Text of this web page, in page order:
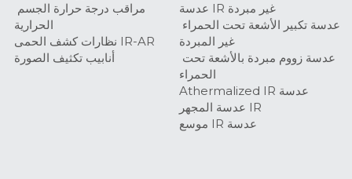
الحرارية
نظارات كشف الحمى IR-AR
أنابيب تكثيف الصورة
عدسة IR غير مبردة
غير المبردة
الحمراء
Athermalized IR عدسة
عدسة المجهر IR
موسع IR عدسة